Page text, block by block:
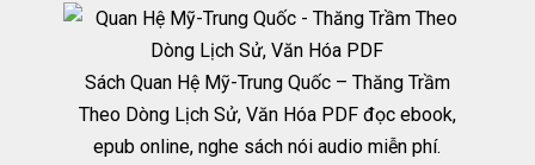
Sách Quan Hệ Mỹ-Trung Quốc – Thăng Trầm
Theo Dòng Lịch Sử, Văn Hóa PDF đọc ebook,
epub online, nghe sách nói audio miễn phí.